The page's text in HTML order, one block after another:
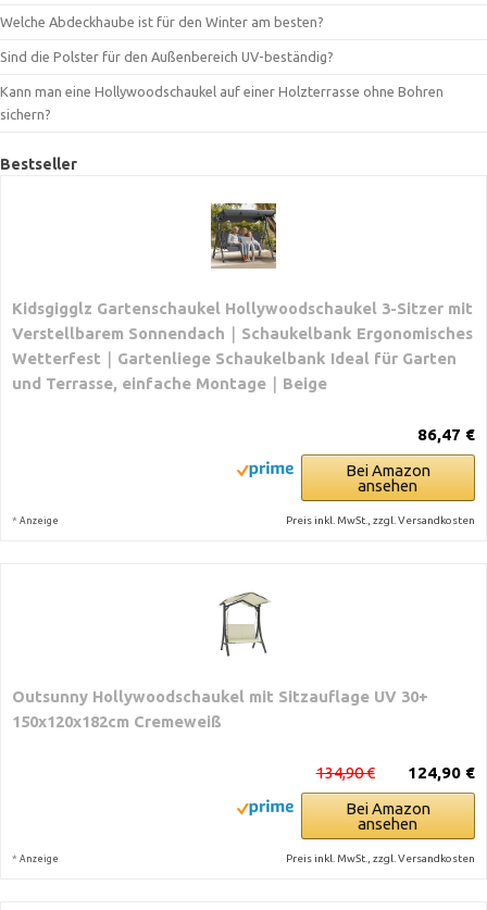
Welche Abdeckhaube ist für den Winter am besten?
Sind die Polster für den Außenbereich UV-beständig?
Kann man eine Hollywoodschaukel auf einer Holzterrasse ohne Bohren
sichern?
Bestseller
Kidsgigglz Gartenschaukel Hollywoodschaukel 3-Sitzer mit
Verstellbarem Sonnendach｜Schaukelbank Ergonomisches
Wetterfest｜Gartenliege Schaukelbank Ideal für Garten
und Terrasse, einfache Montage｜Beige
86,47 €
Bei Amazon
ansehen
* Anzeige Preis inkl. MwSt., zzgl. Versandkosten
Outsunny Hollywoodschaukel mit Sitzauflage UV 30+
150x120x182cm Cremeweiß
124,90 €
134,90 €
Bei Amazon
ansehen
* Anzeige Preis inkl. MwSt., zzgl. Versandkosten